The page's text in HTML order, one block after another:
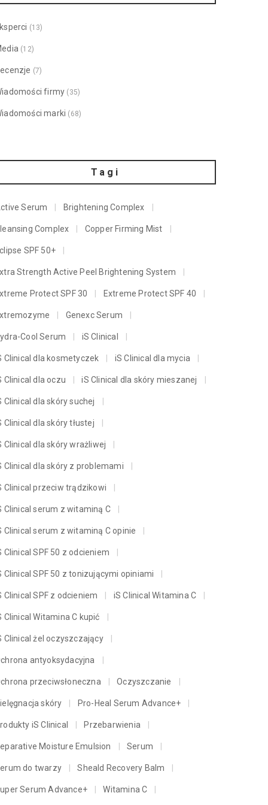
(13)
(12)
(7)
firmy (35)
marki (68)
Tagi
Serum Brightening Complex
Complex Copper Firming Mist
SPF 50+
Strength Active Peel Brightening System
Protect SPF 30 Extreme Protect SPF 40
Genexc Serum
Cool Serum iS Clinical
Clinical dla kosmetyczek iS Clinical dla mycia
Clinical dla oczu iS Clinical dla skóry mieszanej
Clinical dla skóry suchej
Clinical dla skóry tłustej
Clinical dla skóry wrażliwej
Clinical dla skóry z problemami
Clinical przeciw trądzikowi
Clinical serum z witaminą C
Clinical serum z witaminą C opinie
Clinical SPF 50 z odcieniem
Clinical SPF 50 z tonizującymi opiniami
Clinical SPF z odcieniem iS Clinical Witamina C
Clinical Witamina C kupić
Clinical żel oczyszczający
antyoksydacyjna
przeciwsłoneczna Oczyszczanie
skóry Pro-Heal Serum Advance+
iS Clinical Przebarwienia
Moisture Emulsion Serum
do twarzy Sheald Recovery Balm
Serum Advance+ Witamina C